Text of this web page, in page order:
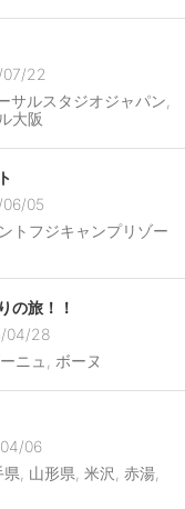
22
サルスタジオジャパン,
大阪
05
トフジキャンプリゾー
の旅！！
04/28
ニュ, ボーヌ
06
, 山形県, 米沢, 赤湯,